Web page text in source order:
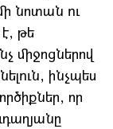
նոտան ու
թե
միջոցներով
ինչպես
որ